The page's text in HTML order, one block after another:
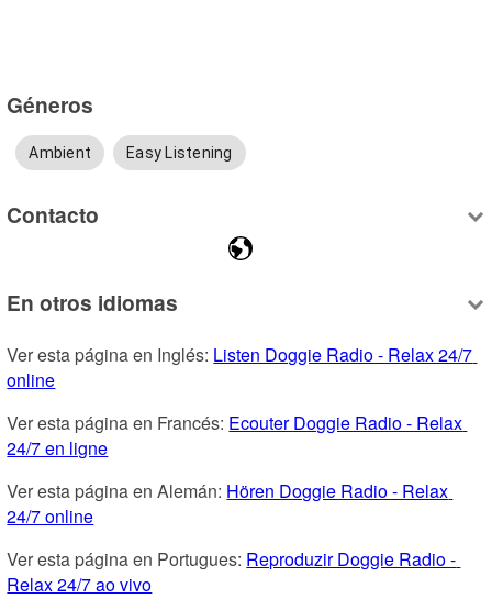
Géneros
Ambient Easy Listening
Contacto
En otros idiomas
Ver esta página en Inglés: Listen Doggie Radio - Relax 24/7
online
Ver esta página en Francés: Ecouter Doggie Radio - Relax
24/7 en ligne
Ver esta página en Alemán: Hören Doggie Radio - Relax
24/7 online
Ver esta página en Portugues: Reproduzir Doggie Radio -
Relax 24/7 ao vivo